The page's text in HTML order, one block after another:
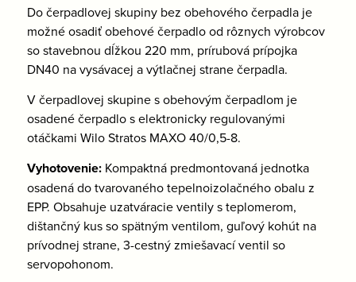
Do čerpadlovej skupiny bez obehového čerpadla je
možné osadiť obehové čerpadlo od rôznych výrobcov
so stavebnou dĺžkou 220 mm, prírubová prípojka
DN40 na vysávacej a výtlačnej strane čerpadla.
V čerpadlovej skupine s obehovým čerpadlom je
osadené čerpadlo s elektronicky regulovanými
otáčkami Wilo Stratos MAXO 40/0,5-8.
Vyhotovenie:Kompaktná predmontovaná jednotka
osadená do tvarovaného tepelnoizolačného obalu z
EPP. Obsahuje uzatváracie ventily s teplomerom,
dištančný kus so spätným ventilom, guľový kohút na
prívodnej strane, 3-cestný zmiešavací ventil so
servopohonom.